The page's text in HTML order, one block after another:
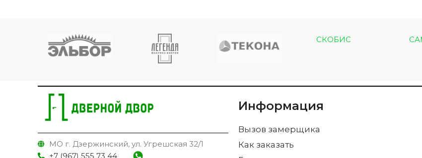
СКОБИС
МО г. Дзержинский, ул. Угрешская 32/1
+7 (967) 555 73 44
Информация
Вызов замерщика
Как заказать